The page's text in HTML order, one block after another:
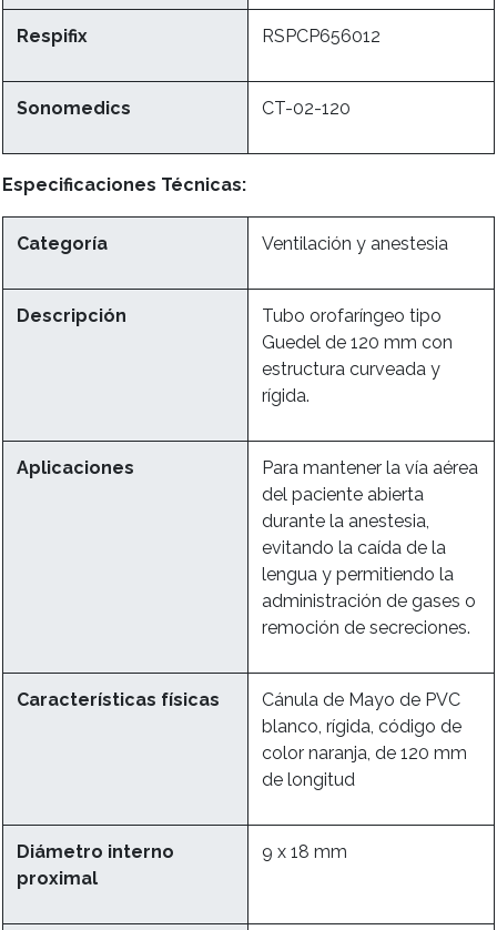
Respifix RSPCP656012
Sonomedics CT-02-120
Especificaciones Técnicas:
Categoría Ventilación y anestesia
Descripción
Tubo orofaríngeo tipo
Guedel de 120 mm con
estructura curveada y
rígida.
Aplicaciones
Para mantener la vía aérea
del paciente abierta
durante la anestesia,
evitando la caída de la
lengua y permitiendo la
administración de gases o
remoción de secreciones.
Características físicas
Cánula de Mayo de PVC
blanco, rígida, código de
color naranja, de 120 mm
de longitud
Diámetro interno
proximal
9 x 18 mm